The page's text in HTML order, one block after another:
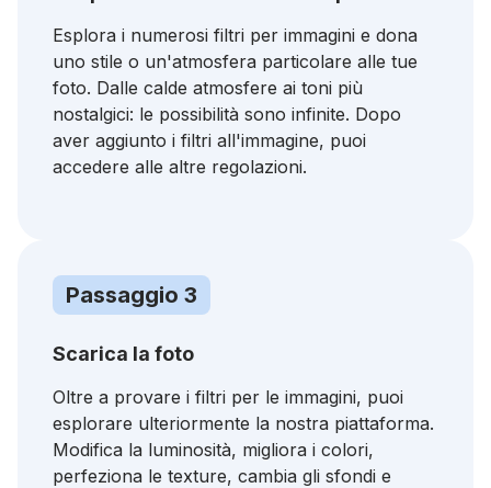
Esplora i numerosi filtri per immagini e dona
uno stile o un'atmosfera particolare alle tue
foto. Dalle calde atmosfere ai toni più
nostalgici: le possibilità sono infinite. Dopo
aver aggiunto i filtri all'immagine, puoi
accedere alle altre regolazioni.
Passaggio 3
Scarica la foto
Oltre a provare i filtri per le immagini, puoi
esplorare ulteriormente la nostra piattaforma.
Modifica la luminosità, migliora i colori,
perfeziona le texture, cambia gli sfondi e